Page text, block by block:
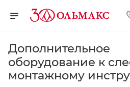
Дополнительное
оборудование к
монтажному